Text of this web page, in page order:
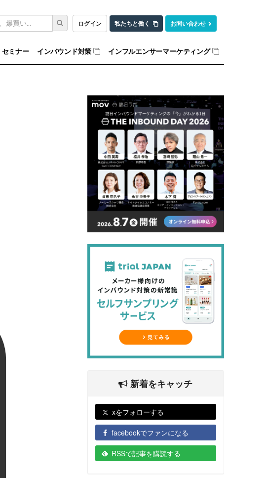
ログイン 私たちと働く お問い合わせ
セミナー インバウンド対策 インフルエンサーマーケティング
新着をキャッチ
xをフォローする
facebookでファンになる
RSSで記事を購読する